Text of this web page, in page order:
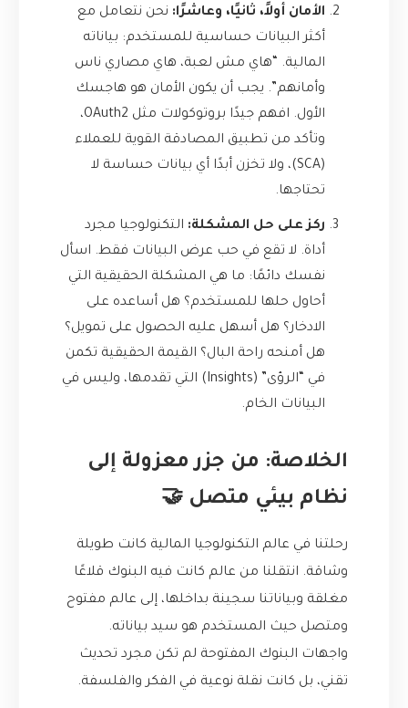
الأمان أولاً، ثانيًا، وعاشرًا: نحن نتعامل مع
أكثر البيانات حساسية للمستخدم: بياناته
المالية. “هاي مش لعبة، هاي مصاري ناس
وأمانهم”. يجب أن يكون الأمان هو هاجسك
الأول. افهم جيدًا بروتوكولات مثل OAuth2،
وتأكد من تطبيق المصادقة القوية للعملاء
(SCA)، ولا تخزن أبدًا أي بيانات حساسة لا
تحتاجها.
ركز على حل المشكلة: التكنولوجيا مجرد
أداة. لا تقع في حب عرض البيانات فقط. اسأل
نفسك دائمًا: ما هي المشكلة الحقيقية التي
أحاول حلها للمستخدم؟ هل أساعده على
الادخار؟ هل أسهل عليه الحصول على تمويل؟
هل أمنحه راحة البال؟ القيمة الحقيقية تكمن
في “الرؤى” (Insights) التي تقدمها، وليس في
البيانات الخام.
الخلاصة: من جزر معزولة إلى
نظام بيئي متصل 🤝
رحلتنا في عالم التكنولوجيا المالية كانت طويلة
وشاقة. انتقلنا من عالم كانت فيه البنوك قلاعًا
مغلقة وبياناتنا سجينة بداخلها، إلى عالم مفتوح
ومتصل حيث المستخدم هو سيد بياناته.
واجهات البنوك المفتوحة لم تكن مجرد تحديث
تقني، بل كانت نقلة نوعية في الفكر والفلسفة.